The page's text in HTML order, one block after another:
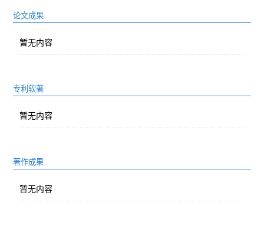
论文成果
暂无内容
专利软著
暂无内容
著作成果
暂无内容